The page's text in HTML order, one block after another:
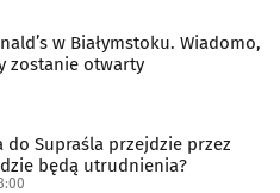
w Białymstoku. Wiadomo,
zostanie otwarty
do Supraśla przejdzie przez
będą utrudnienia?